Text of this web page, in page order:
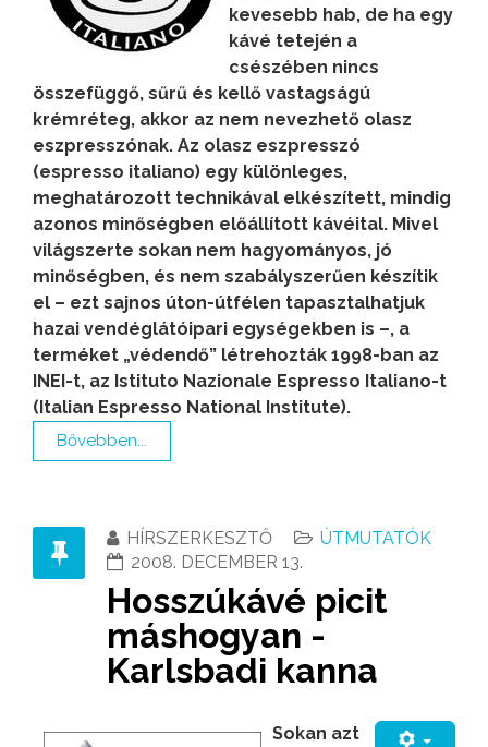
kevesebb hab, de ha egy
kávé tetején a
csészében nincs
összefüggő, sűrű és kellő vastagságú
krémréteg, akkor az nem nevezhető olasz
eszpresszónak. Az olasz eszpresszó
(espresso italiano) egy különleges,
meghatározott technikával elkészített, mindig
azonos minőségben előállított kávéital. Mivel
világszerte sokan nem hagyományos, jó
minőségben, és nem szabályszerűen készítik
el – ezt sajnos úton-útfélen tapasztalhatjuk
hazai vendéglátóipari egységekben is –, a
terméket „védendő” létrehozták 1998-ban az
INEI-t, az Istituto Nazionale Espresso Italiano-t
(Italian Espresso National Institute).
Bővebben...
HÍRSZERKESZTŐ
ÚTMUTATÓK
2008. DECEMBER 13.
Hosszúkávé picit
máshogyan -
Karlsbadi kanna
Sokan azt